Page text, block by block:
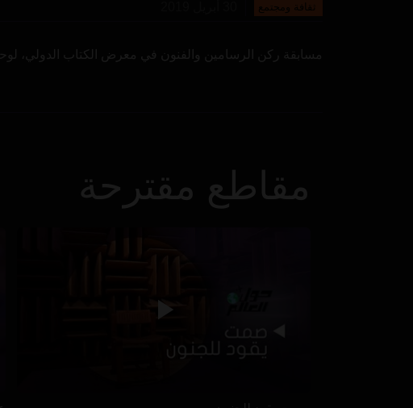
ثقافة ومجتمع
مسابقة ركن الرسامين والفنون في معرض الكتاب الدولي،
مقاطع مقترحة